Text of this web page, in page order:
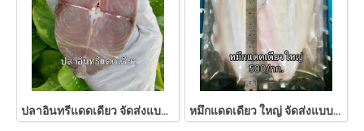
ปลาอินทรีแดดเดียว จัดส่งแบบแช่เย็นเท่านั้น ฟรีกล่องโฟม หมึกแดดเดียว ใหญ่ จัดส่งแบบแช่เย็นเท่านั้น ฟรีกล่องโฟม